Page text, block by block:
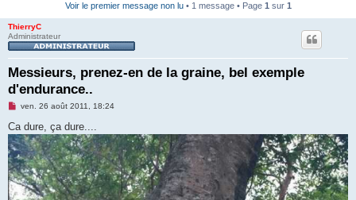
Voir le premier message non lu• 1 message • Page 1 sur 1
ThierryC
Administrateur
Messieurs, prenez-en de la graine, bel exemple
d'endurance..
M
s
s
a
g
e
n
o
n
ven. 26 août 2011, 18:24
Ca dure, ça dure....